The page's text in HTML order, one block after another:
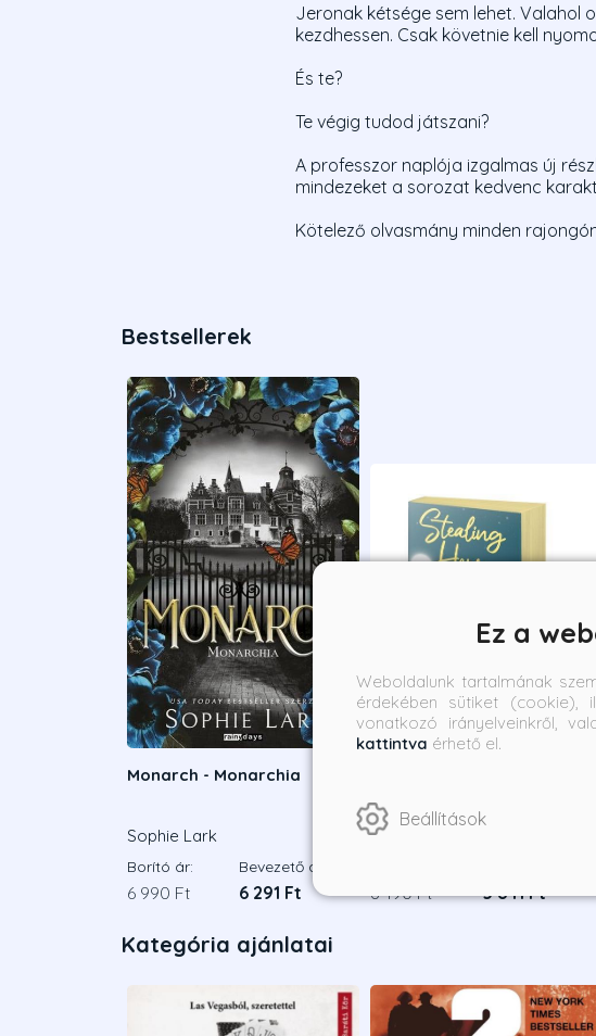
Jeronak kétsége sem lehet. Valahol
kezdhessen. Csak követnie kell
És te?
Te végig tudod játszani?
A professzor naplója izgalmas új
mindezeket a sorozat kedvenc
Kötelező olvasmány minden
Bestsellerek
Monarch - Monarchia
Sophie Lark
Borító ár:
6 990 Ft
Bevezető ár:
6 291 Ft
Éldekorált kiadás
Grace Reilly
6 490 Ft 5 841 Ft
Kategória ajánlatai
Ez a
Weboldalunk tartalmának
érdekében sütiket (cookie),
vonatkozó irányelveinkről,
kattintva érhető el.
Beállítások